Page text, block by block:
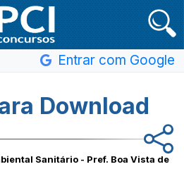
Entrar com Google
Download
Sanitário - Pref. Boa Vista de